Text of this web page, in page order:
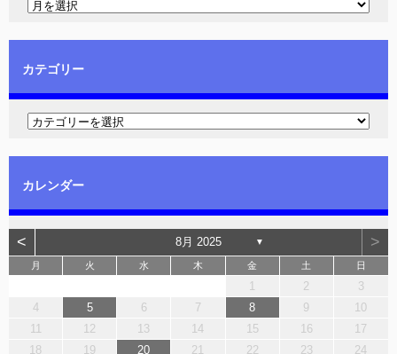
カテゴリー
カレンダー
< 8月 2025 ▼ >
月 火 水 木 金 土 日
1 2
3
4
5 6 7 8 9
10
11
12 13 14 15 16
17
18
19 20 21 22 23 24